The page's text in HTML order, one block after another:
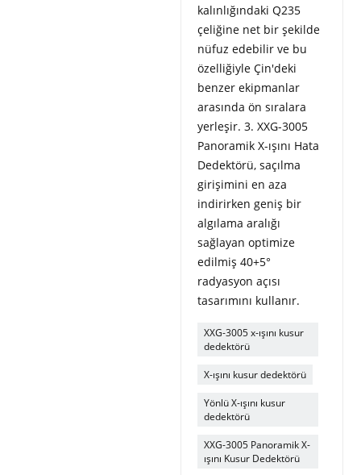
kalınlığındaki Q235
çeliğine net bir şekilde
nüfuz edebilir ve bu
özelliğiyle Çin'deki
benzer ekipmanlar
arasında ön sıralara
yerleşir. 3. XXG-3005
Panoramik X-ışını Hata
Dedektörü, saçılma
girişimini en aza
indirirken geniş bir
algılama aralığı
sağlayan optimize
edilmiş 40+5°
radyasyon açısı
tasarımını kullanır.
XXG-3005 x-ışını kusur
dedektörü
X-ışını kusur dedektörü
Yönlü X-ışını kusur
dedektörü
XXG-3005 Panoramik X-
ışını Kusur Dedektörü